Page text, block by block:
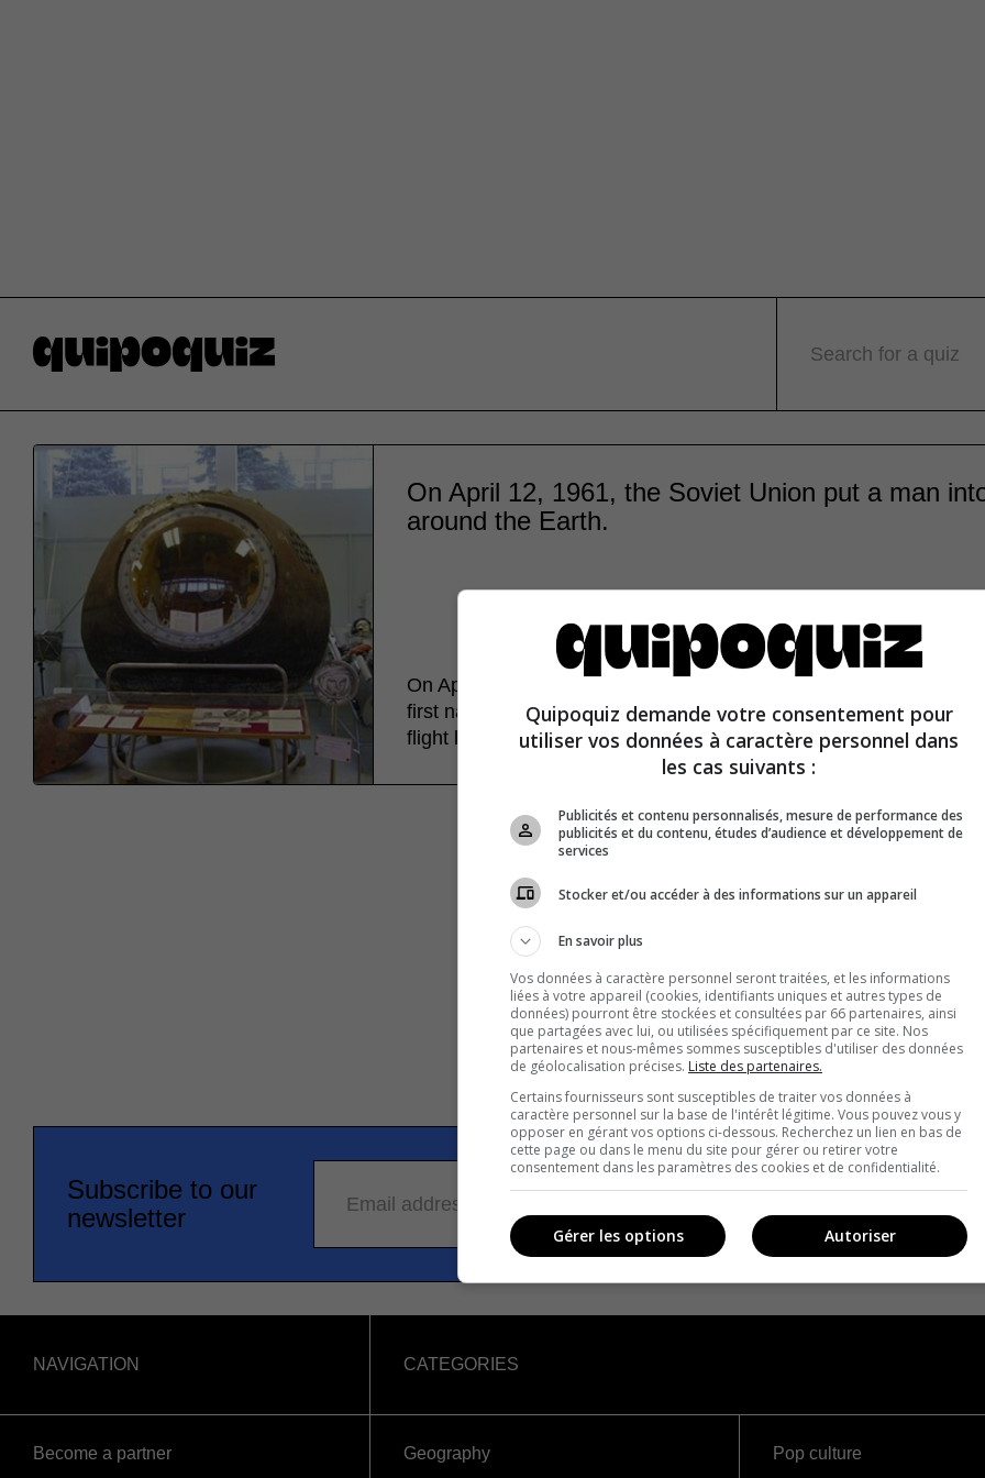
Search for a quiz
On April 12, 1961, the Soviet Union put a man
around the Earth.
On April 12, 1961, the Vostok 1 mission saw the Soviet Union
first nation to put an astronaut, Yuri Gagarin, in orbit around the
flight lasted 108 minutes.
Subscribe to our
newsletter
Email address
NAVIGATION
Become a partner
CATEGORIES
Geography
Pop culture
Quipoquiz demande votre consentement pour
utiliser vos données à caractère personnel dans
les cas suivants :
Publicités et contenu personnalisés, mesure de performance des
publicités et du contenu, études d’audience et développement de
services
Stocker et/ou accéder à des informations sur un appareil
En savoir plus
Vos données à caractère personnel seront traitées, et les informations
liées à votre appareil (cookies, identifiants uniques et autres types de
données) pourront être stockées et consultées par 66 partenaires, ainsi
que partagées avec lui, ou utilisées spécifiquement par ce site. Nos
partenaires et nous-mêmes sommes susceptibles d'utiliser des données
de géolocalisation précises. Liste des partenaires.
Certains fournisseurs sont susceptibles de traiter vos données à
caractère personnel sur la base de l'intérêt légitime. Vous pouvez vous y
opposer en gérant vos options ci-dessous. Recherchez un lien en bas de
cette page ou dans le menu du site pour gérer ou retirer votre
consentement dans les paramètres des cookies et de confidentialité.
Autoriser
Gérer les options